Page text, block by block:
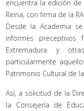
encuentra la edición
Reina, con firma de la
Desde la Academia
informes
Extremadura y
particularmente
Patrimonio Cultural de
Así, a solicitud de la
la Consejería de